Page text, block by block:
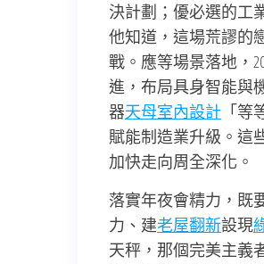
決計劃；優必選的工
他知道，這場荒謬的
戰。應等場景落地，
進，布局具身智能與
器天母室內設計 「
賦能制造業升級。這
加快走向周全深化。
落實年夜會精力，既
力、建老屋翻新設現
天秤，那個完美主義